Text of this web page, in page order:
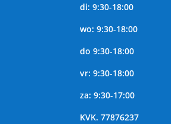
di: 9:30-18:00
wo: 9:30-18:00
do 9:30-18:00
vr: 9:30-18:00
za: 9:30-17:00
KVK. 77876237